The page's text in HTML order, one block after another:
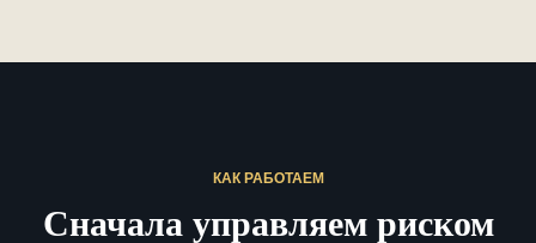
КАК РАБОТАЕМ
Сначала управляем риском